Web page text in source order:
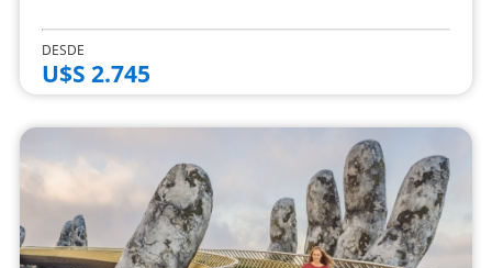
DESDE
U$S 2.745